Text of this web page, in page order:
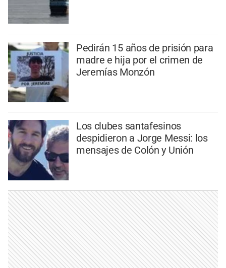
Pedirán 15 años de prisión para
madre e hija por el crimen de
Jeremías Monzón
Los clubes santafesinos
despidieron a Jorge Messi: los
mensajes de Colón y Unión